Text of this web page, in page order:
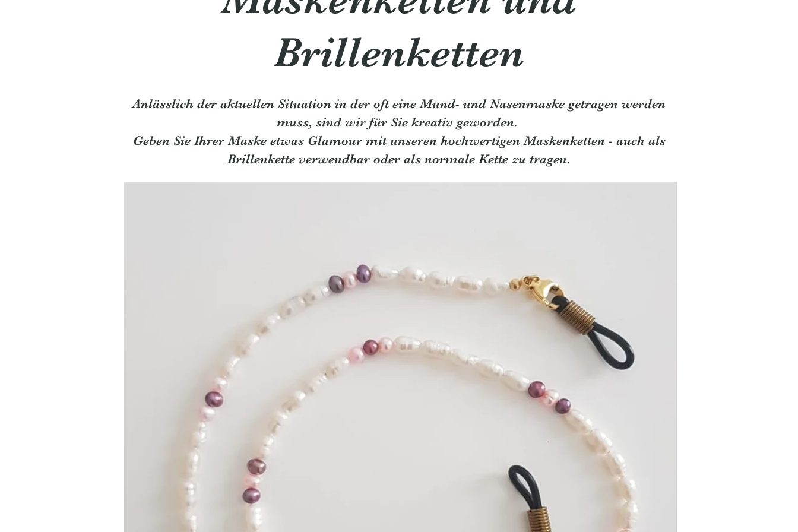
Brillenketten
Anlässlich der aktuellen Situation in der oft eine Mund- und Nasenmaske getragen werden
muss, sind wir für Sie kreativ geworden.
Geben Sie Ihrer Maske etwas Glamour mit unseren hochwertigen Maskenketten - auch als
Brillenkette verwendbar oder als normale Kette zu tragen.